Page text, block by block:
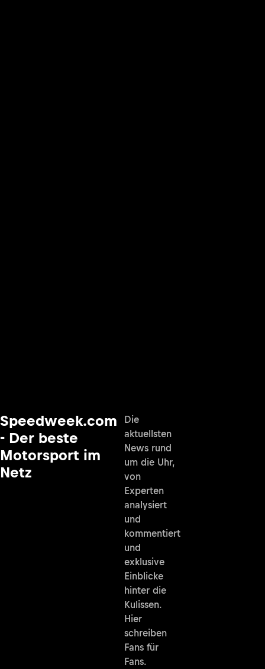
Speedweek.com
- Der beste
Motorsport im
Netz
Die
aktuellsten
News rund
um die Uhr,
von
Experten
analysiert
und
kommentiert
und
exklusive
Einblicke
hinter die
Kulissen.
Hier
schreiben
Fans für
Fans.